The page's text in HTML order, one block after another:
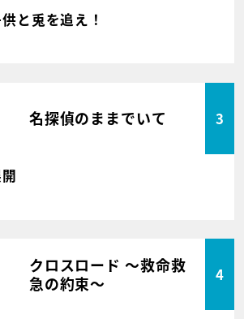
と兎を追え！
名探偵のままでいて 3
クロスロード ～救命救
急の約束～
4